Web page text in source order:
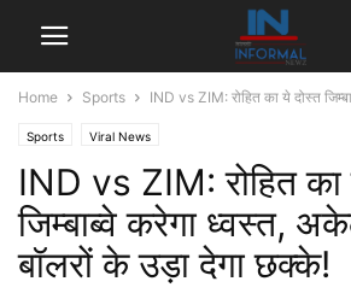
Home Sports IND vs ZIM: रोहित का ये दोस्त
Sports Viral News
IND vs ZIM: रोहित का
जिम्बाब्वे करेगा ध्वस्त,
बॉलरों के उड़ा देगा छक्के!